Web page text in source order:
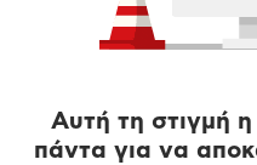
Αυτή τη στιγμή
πάντα για να